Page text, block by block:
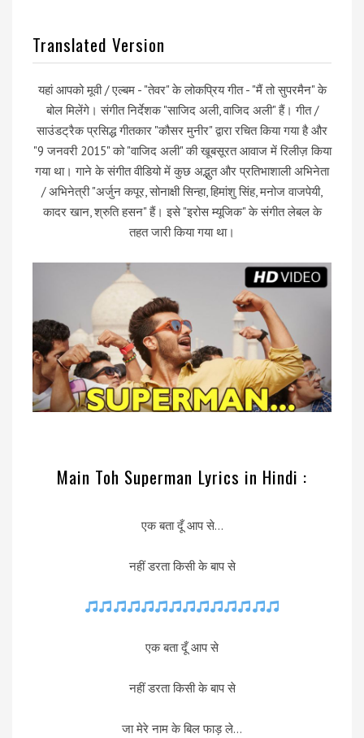
Translated Version
यहां आपको मूवी / एल्बम - "तेवर" के लोकप्रिय गीत - "मैं तो सुपरमैन" के
बोल मिलेंगे। संगीत निर्देशक "साजिद अली, वाजिद अली" हैं। गीत /
साउंडट्रैक प्रसिद्ध गीतकार "कौसर मुनीर" द्वारा रचित किया गया है और
"9 जनवरी 2015" को "वाजिद अली" की खूबसूरत आवाज में रिलीज़ किया
गया था। गाने के संगीत वीडियो में कुछ अद्भुत और प्रतिभाशाली अभिनेता
/ अभिनेत्री "अर्जुन कपूर, सोनाक्षी सिन्हा, हिमांशु सिंह, मनोज वाजपेयी,
कादर खान, श्रुति हसन" हैं। इसे "इरोस म्यूजिक" के संगीत लेबल के
तहत जारी किया गया था।
Main Toh Superman Lyrics in Hindi :
एक बता दूँ आप से…
नहीं डरता किसी के बाप से
एक बता दूँ आप से
नहीं डरता किसी के बाप से
जा मेरे नाम के बिल फाड़ ले…